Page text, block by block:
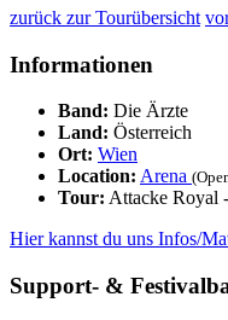
zurück zur Tourübersicht
Informationen
Band: Die Ärzte
Land: Österreich
Ort: Wien
Location: Arena
Tour: Attacke Royal
Hier kannst du uns Infos/
Support- &